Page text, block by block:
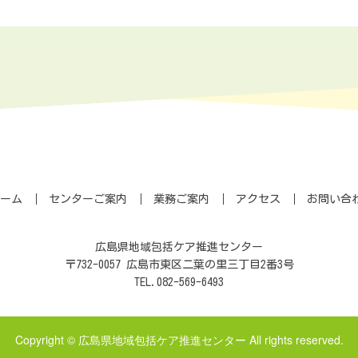
ム センターご案内 業務ご案内 アクセス お問い合
広島県地域包括ケア推進センター
〒732-0057 広島市東区二葉の里三丁目2番3号
TEL.082-569-6493
Copyright © 広島県地域包括ケア推進センター All rights reserved.